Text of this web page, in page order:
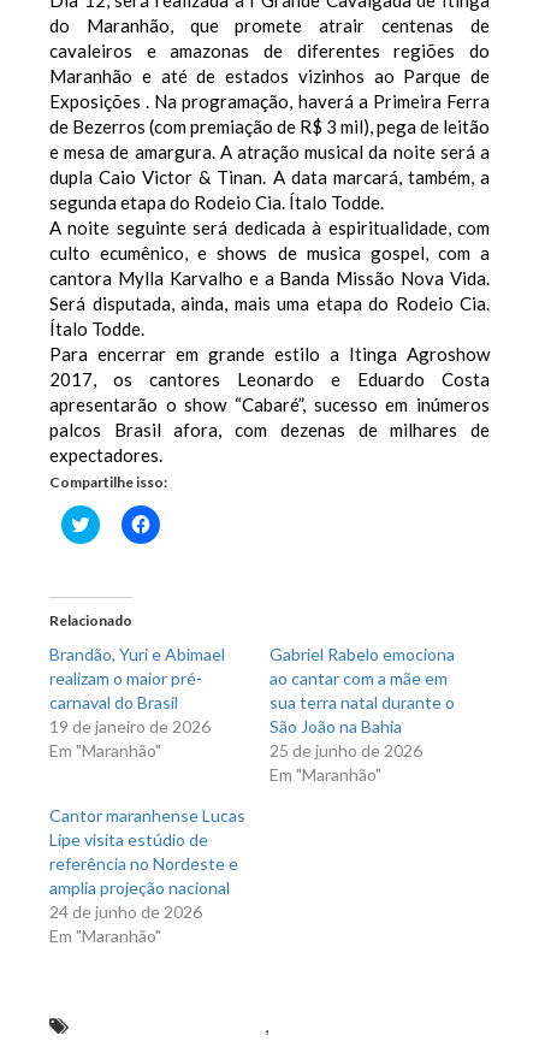
do Maranhão, que promete atrair centenas de
cavaleiros e amazonas de diferentes regiões do
Maranhão e até de estados vizinhos ao Parque de
Exposições . Na programação, haverá a Primeira Ferra
de Bezerros (com premiação de R$ 3 mil), pega de leitão
e mesa de amargura. A atração musical da noite será a
dupla Caio Victor & Tinan. A data marcará, também, a
segunda etapa do Rodeio Cia. Ítalo Todde.
A noite seguinte será dedicada à espiritualidade, com
culto ecumênico, e shows de musica gospel, com a
cantora Mylla Karvalho e a Banda Missão Nova Vida.
Será disputada, ainda, mais uma etapa do Rodeio Cia.
Ítalo Todde.
Para encerrar em grande estilo a Itinga Agroshow
2017, os cantores Leonardo e Eduardo Costa
apresentarão o show “Cabaré”, sucesso em inúmeros
palcos Brasil afora, com dezenas de milhares de
expectadores.
Compartilhe isso:
Clique
para
em
nova
janela)
Clique
para
Relacionado
Brandão, Yuri e Abimael
realizam o maior pré-
carnaval do Brasil
19 de janeiro de 2026
Em "Maranhão"
Gabriel Rabelo emociona
ao cantar com a mãe em
sua terra natal durante o
São João na Bahia
25 de junho de 2026
Em "Maranhão"
Cantor maranhense Lucas
Lipe visita estúdio de
referência no Nordeste e
amplia projeção nacional
24 de junho de 2026
Em "Maranhão"
,